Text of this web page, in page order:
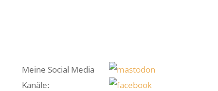
Meine Social Media
Kanäle: